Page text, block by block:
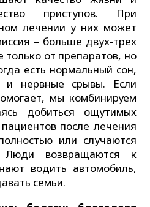
приступов. При
лечении у них может
– больше двух-трех
только от препаратов, но
есть нормальный сон,
и нервные срывы. Если
мы комбинируем
добиться ощутимых
после лечения
или случаются
Люди возвращаются к
водить автомобиль,
семьи.